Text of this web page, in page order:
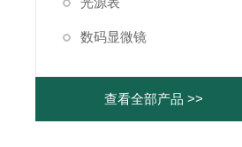
数码显微镜
查看全部产品 >>